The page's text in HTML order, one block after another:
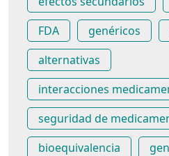
FDA
genéricos
alternativas
interacciones
seguridad de
bioequivalencia